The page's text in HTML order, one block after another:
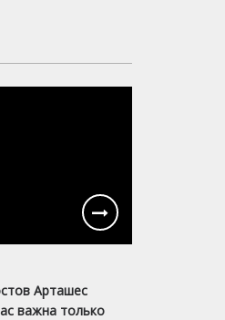
Арташес
важна только